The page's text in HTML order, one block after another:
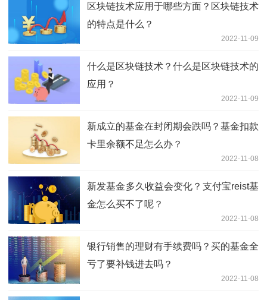
区块链技术应用于哪些方面？区块链技术
的特点是什么？
2022-11-09
什么是区块链技术？什么是区块链技术的
应用？
2022-11-09
新成立的基金在封闭期会跌吗？基金扣款
卡里余额不足怎么办？
2022-11-08
新发基金多久收益会变化？支付宝reist基
金怎么买不了呢？
2022-11-08
银行销售的理财有手续费吗？买的基金全
亏了要补钱进去吗？
2022-11-08